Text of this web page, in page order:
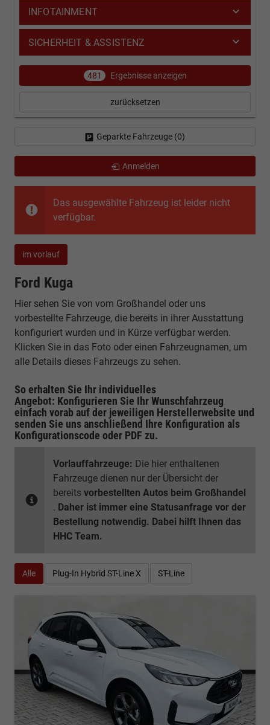
Das ausgewählte Fahrzeug ist leider nicht
verfügbar.
im vorlauf
Ford Kuga
Hier sehen Sie von vom Großhandel oder uns
vorbestellte Fahrzeuge, die bereits in ihrer Ausstattung
konfiguriert wurden und in Kürze verfügbar werden.
Klicken Sie in das Foto oder einen Fahrzeugnamen, um
alle Details dieses Fahrzeugs zu sehen.
So erhalten Sie Ihr individuelles
Angebot: Konfigurieren Sie Ihr Wunschfahrzeug
einfach vorab auf der jeweiligen Herstellerwebsite und
senden Sie uns anschließend Ihre Konfiguration als
Konfigurationscode oder PDF zu.
Vorlauffahrzeuge: Die hier enthaltenen
Fahrzeuge dienen nur der Übersicht der
bereits vorbestellten Autos beim Großhandel
. Daher ist immer eine Statusanfrage vor der
Bestellung notwendig. Dabei hilft Ihnen das
HHC Team.
Alle Plug-In Hybrid ST-Line X ST-Line
INFOTAINMENT
SICHERHEIT & ASSISTENZ
481 Ergebnisse anzeigen
zurücksetzen
Geparkte Fahrzeuge (0)
Anmelden